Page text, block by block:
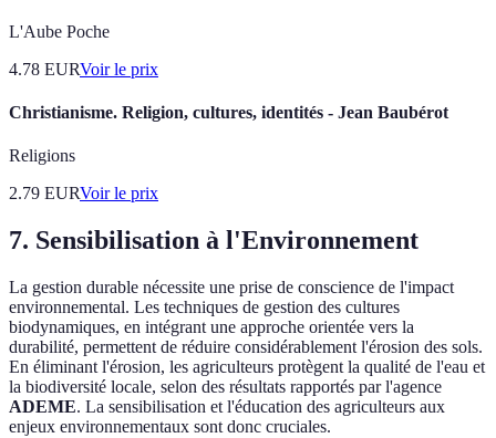
L'Aube Poche
4.78 EURVoir le prix
Christianisme. Religion, cultures, identités - Jean Baubérot
Religions
2.79 EURVoir le prix
7. Sensibilisation à l'Environnement
La gestion durable nécessite une prise de conscience de l'impact
environnemental. Les techniques de gestion des cultures
biodynamiques, en intégrant une approche orientée vers la
durabilité, permettent de réduire considérablement l'érosion des sols.
En éliminant l'érosion, les agriculteurs protègent la qualité de l'eau et
la biodiversité locale, selon des résultats rapportés par l'agence
ADEME. La sensibilisation et l'éducation des agriculteurs aux
enjeux environnementaux sont donc cruciales.